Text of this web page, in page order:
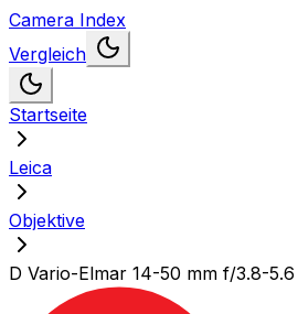
Camera Index
Vergleich
Startseite
Leica
Objektive
D Vario-Elmar 14-50 mm f/3.8-5.6